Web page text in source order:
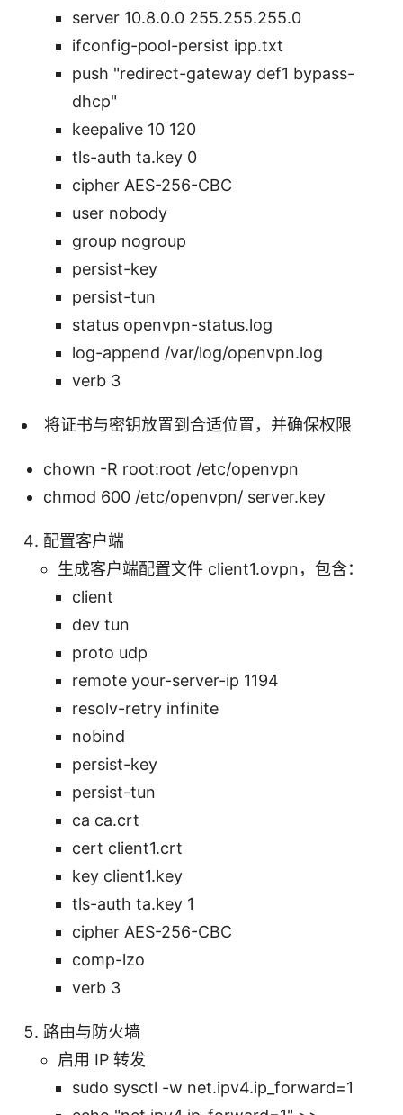
server 10.8.0.0 255.255.255.0
ifconfig-pool-persist ipp.txt
push "redirect-gateway def1 bypass-
dhcp"
keepalive 10 120
tls-auth ta.key 0
cipher AES-256-CBC
user nobody
group nogroup
persist-key
persist-tun
status openvpn-status.log
log-append /var/log/openvpn.log
verb 3
将证书与密钥放置到合适位置，并确保权限
chown -R root:root /etc/openvpn
chmod 600 /etc/openvpn/ server.key
配置客户端
生成客户端配置文件 client1.ovpn，包含：
client
dev tun
proto udp
remote your-server-ip 1194
resolv-retry infinite
nobind
persist-key
persist-tun
ca ca.crt
cert client1.crt
key client1.key
tls-auth ta.key 1
cipher AES-256-CBC
comp-lzo
verb 3
路由与防火墙
启用 IP 转发
sudo sysctl -w net.ipv4.ip_forward=1